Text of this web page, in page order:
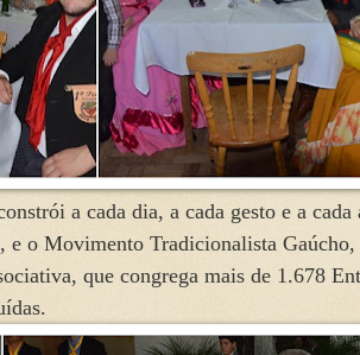
a cada dia, a cada gesto e a cada
e o Movimento Tradicionalista Gaúcho,
que congrega mais de 1.678